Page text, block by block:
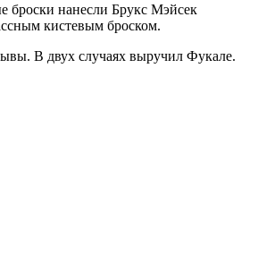
броски нанесли Брукс Мэйсек
кистевым броском.
В двух случаях выручил Фукале.